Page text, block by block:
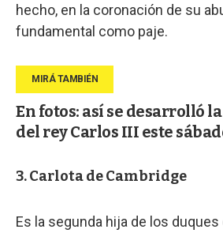
hecho, en la coronación de su
fundamental como paje.
En fotos: así se desarrolló
del rey Carlos III este
3. Carlota de Cambridge
Es la segunda hija de los